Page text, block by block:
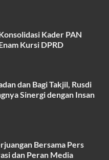
Kader PAN
Kursi DPRD
dan Bagi Takjil, Rusdi
Sinergi dengan Insan
Bersama Pers
dan Peran Media